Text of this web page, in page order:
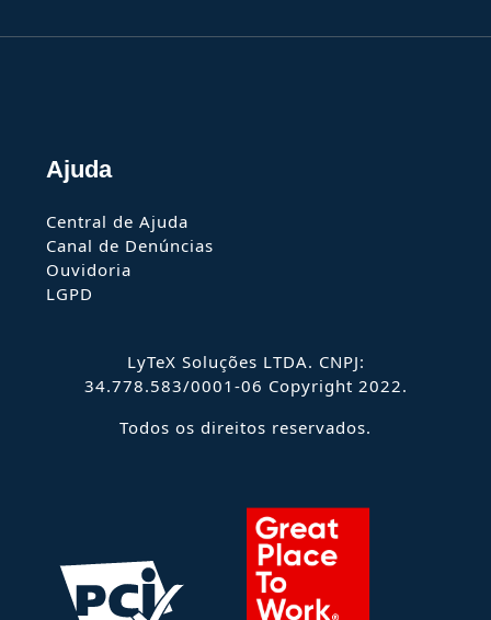
Ajuda
Central de Ajuda
Canal de Denúncias
Ouvidoria
LGPD
LyTeX Soluções LTDA. CNPJ:
34.778.583/0001-06 Copyright 2022.
Todos os direitos reservados.